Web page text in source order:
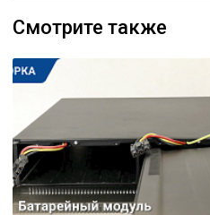
Смотрите также